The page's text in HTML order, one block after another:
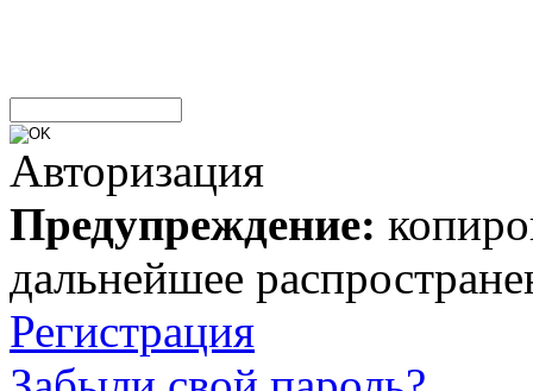
Авторизация
Предупреждение:
дальнейшее
Регистрация